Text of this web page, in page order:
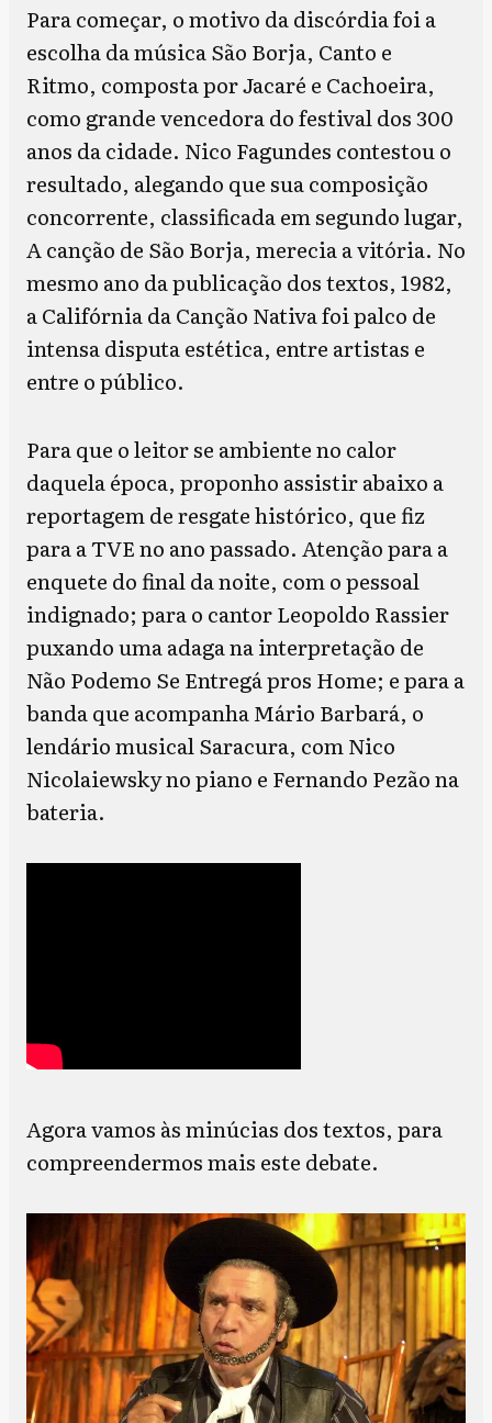
Para começar, o motivo da discórdia foi a
escolha da música São Borja, Canto e
Ritmo, composta por Jacaré e Cachoeira,
como grande vencedora do festival dos 300
anos da cidade. Nico Fagundes contestou o
resultado, alegando que sua composição
concorrente, classificada em segundo lugar,
A canção de São Borja, merecia a vitória. No
mesmo ano da publicação dos textos, 1982,
a Califórnia da Canção Nativa foi palco de
intensa disputa estética, entre artistas e
entre o público.
Para que o leitor se ambiente no calor
daquela época, proponho assistir abaixo a
reportagem de resgate histórico, que fiz
para a TVE no ano passado. Atenção para a
enquete do final da noite, com o pessoal
indignado; para o cantor Leopoldo Rassier
puxando uma adaga na interpretação de
Não Podemo Se Entregá pros Home; e para a
banda que acompanha Mário Barbará, o
lendário musical Saracura, com Nico
Nicolaiewsky no piano e Fernando Pezão na
bateria.
Agora vamos às minúcias dos textos, para
compreendermos mais este debate.